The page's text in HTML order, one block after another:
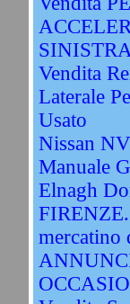
Vendita
Laterale
Usato
Nissan
Manuale
Elnagh
mercatino